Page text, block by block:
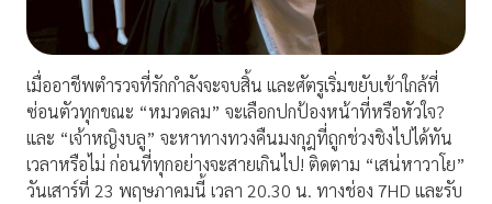
เมื่ออาชีพตำรวจที่รักกำลังจะจบสิ้น และศัตรูเริ่มขยับเข้าใกล้ที่
ซ่อนตัวทุกขณะ “หมวดลม” จะเลือกปกป้องหน้าที่หรือหัวใจ?
และ “เจ้าหญิงบลู” จะหาทางทวงคืนมงกุฎที่ถูกช่วงชิงไปได้ทัน
เวลาหรือไม่ ก่อนที่ทุกอย่างจะสายเกินไป! ติดตาม “เสน่หาวาโย”
วันเสาร์ที่ 23 พฤษภาคมนี้ เวลา 20.30 น. ทางช่อง 7HD และรับ